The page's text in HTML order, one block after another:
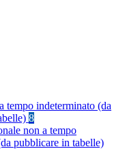
tempo indeterminato (da
8
non a tempo
pubblicare in tabelle)